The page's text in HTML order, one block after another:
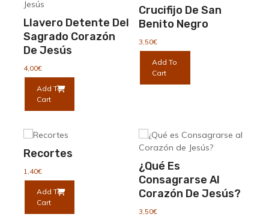
Llavero Detente Del
Sagrado Corazón
De Jesús
4,00€
Add To
Cart
Crucifijo De San
Benito Negro
3,50€
Add To
Cart
Recortes
1,40€
Add To
Cart
¿Qué Es
Consagrarse Al
Corazón De Jesús?
3,50€